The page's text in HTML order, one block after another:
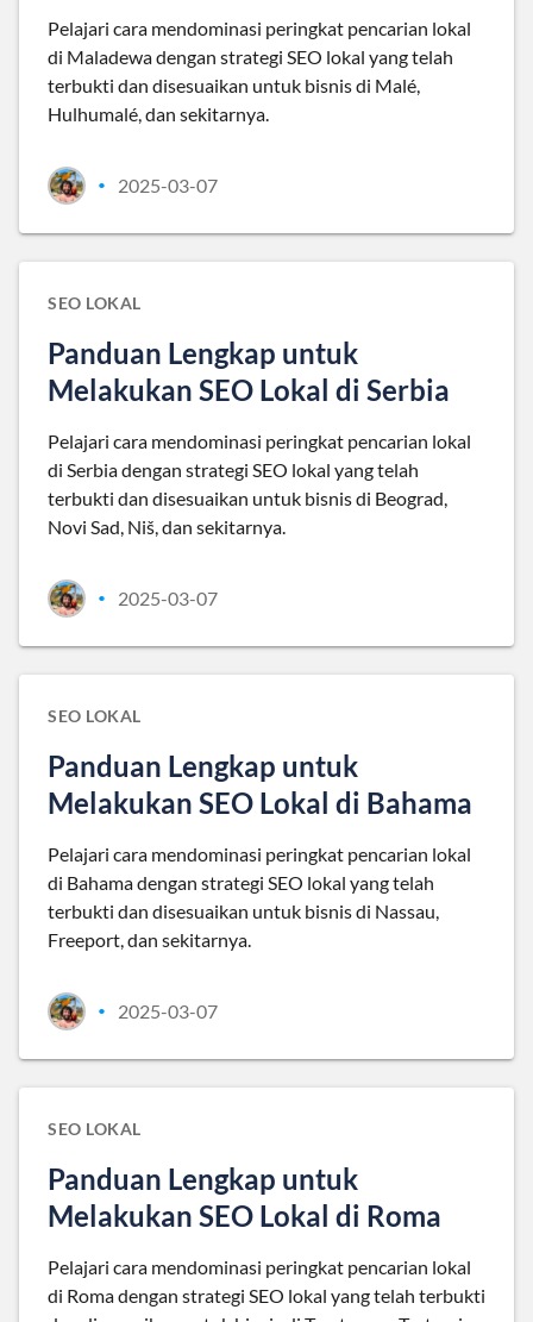
Pelajari cara mendominasi peringkat pencarian lokal
di Maladewa dengan strategi SEO lokal yang telah
terbukti dan disesuaikan untuk bisnis di Malé,
Hulhumalé, dan sekitarnya.
• 2025-03-07
SEO LOKAL
Panduan Lengkap untuk
Melakukan SEO Lokal di Serbia
Pelajari cara mendominasi peringkat pencarian lokal
di Serbia dengan strategi SEO lokal yang telah
terbukti dan disesuaikan untuk bisnis di Beograd,
Novi Sad, Niš, dan sekitarnya.
• 2025-03-07
SEO LOKAL
Panduan Lengkap untuk
Melakukan SEO Lokal di Bahama
Pelajari cara mendominasi peringkat pencarian lokal
di Bahama dengan strategi SEO lokal yang telah
terbukti dan disesuaikan untuk bisnis di Nassau,
Freeport, dan sekitarnya.
• 2025-03-07
SEO LOKAL
Panduan Lengkap untuk
Melakukan SEO Lokal di Roma
Pelajari cara mendominasi peringkat pencarian lokal
di Roma dengan strategi SEO lokal yang telah terbukti